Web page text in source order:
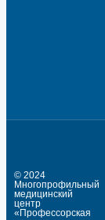
© 2024
Многопрофильный
медицинский
центр
«Профессорская